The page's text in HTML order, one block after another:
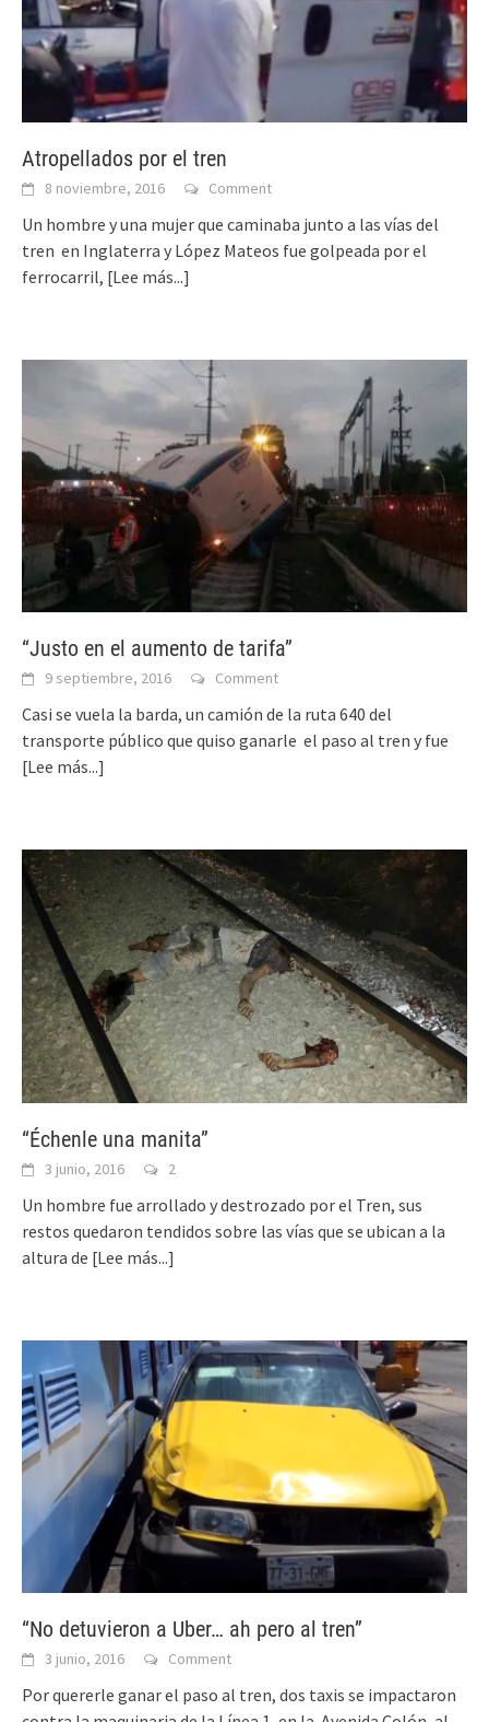
Atropellados por el tren
8 noviembre, 2016 Comment
Un hombre y una mujer que caminaba junto a las vías del
tren en Inglaterra y López Mateos fue golpeada por el
ferrocarril, [Lee más...]
“Justo en el aumento de tarifa”
9 septiembre, 2016 Comment
Casi se vuela la barda, un camión de la ruta 640 del
transporte público que quiso ganarle el paso al tren y fue
[Lee más...]
“Échenle una manita”
3 junio, 2016 2
Un hombre fue arrollado y destrozado por el Tren, sus
restos quedaron tendidos sobre las vías que se ubican a la
altura de [Lee más...]
“No detuvieron a Uber… ah pero al tren”
3 junio, 2016 Comment
Por quererle ganar el paso al tren, dos taxis se impactaron